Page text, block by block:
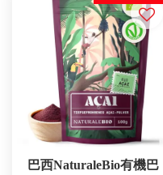
巴西NaturaleBio有機巴